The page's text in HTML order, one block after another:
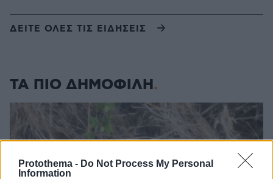
Protothema - Do Not Process My Personal
Information
ΔΕΙΤΕ ΟΛΕΣ ΤΙΣ ΕΙΔΗΣΕΙΣ
ΤΑ ΠΙΟ ΔΗΜΟΦΙΛΗ